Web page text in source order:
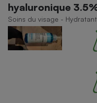
hyaluronique
Soins du visage -